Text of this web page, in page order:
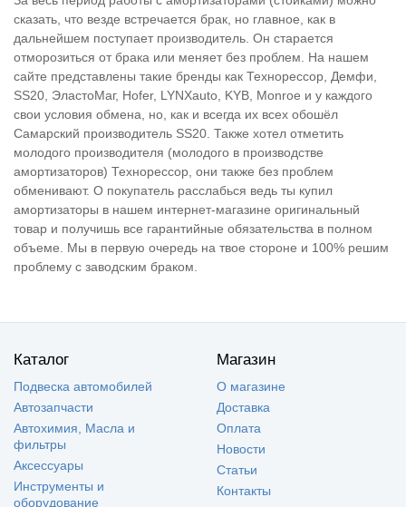
сказать, что везде встречается брак, но главное, как в
дальнейшем поступает производитель. Он старается
отморозиться от брака или меняет без проблем. На нашем
сайте представлены такие бренды как Технорессор, Демфи,
SS20, ЭластоМаг, Hofer, LYNXauto, KYB, Monroe и у каждого
свои условия обмена, но, как и всегда их всех обошёл
Самарский производитель SS20. Также хотел отметить
молодого производителя (молодого в производстве
амортизаторов) Технорессор, они также без проблем
обменивают. О покупатель расслабься ведь ты купил
амортизаторы в нашем интернет-магазине оригинальный
товар и получишь все гарантийные обязательства в полном
объеме. Мы в первую очередь на твое стороне и 100% решим
проблему с заводским браком.
Каталог
Подвеска автомобилей
Автозапчасти
Автохимия, Масла и
фильтры
Аксессуары
Инструменты и
оборудование
Магазин
О магазине
Доставка
Оплата
Новости
Статьи
Контакты